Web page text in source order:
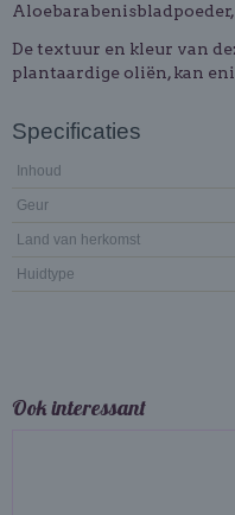
De textuur en kleur van
plantaardige oliën, kan
Specificaties
Inhoud
Geur
Land van herkomst
Huidtype
Ook interessant